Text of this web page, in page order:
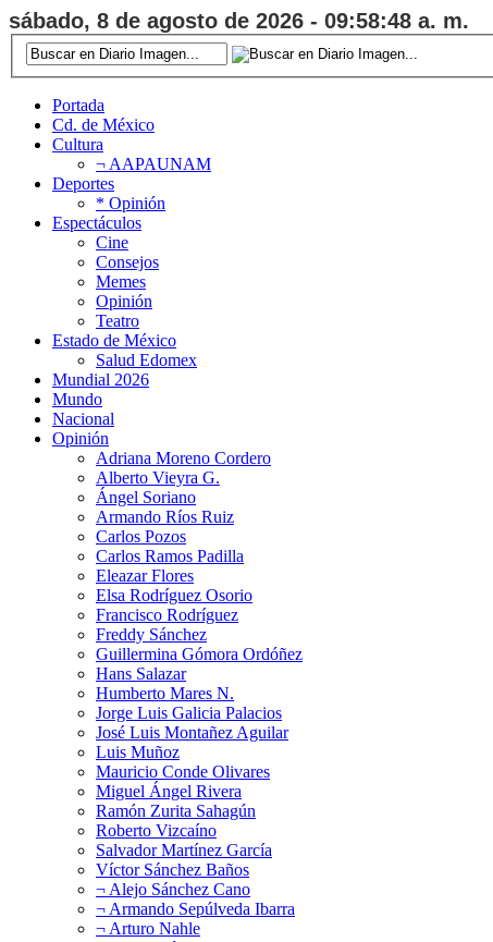
sábado, 8 de agosto de 2026 - 09:58:49 a. m.
Portada
Cd. de México
Cultura
¬ AAPAUNAM
Deportes
* Opinión
Espectáculos
Cine
Consejos
Memes
Opinión
Teatro
Estado de México
Salud Edomex
Mundial 2026
Mundo
Nacional
Opinión
Adriana Moreno Cordero
Alberto Vieyra G.
Ángel Soriano
Armando Ríos Ruiz
Carlos Pozos
Carlos Ramos Padilla
Eleazar Flores
Elsa Rodríguez Osorio
Francisco Rodríguez
Freddy Sánchez
Guillermina Gómora Ordóñez
Hans Salazar
Humberto Mares N.
Jorge Luis Galicia Palacios
José Luis Montañez Aguilar
Luis Muñoz
Mauricio Conde Olivares
Miguel Ángel Rivera
Ramón Zurita Sahagún
Roberto Vizcaíno
Salvador Martínez García
Víctor Sánchez Baños
¬ Alejo Sánchez Cano
¬ Armando Sepúlveda Ibarra
¬ Arturo Nahle